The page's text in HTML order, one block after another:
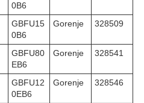
0B6
GBFU15
0B6
Gorenje 328509
GBFU80
EB6
Gorenje 328541
GBFU12
0EB6
Gorenje 328546